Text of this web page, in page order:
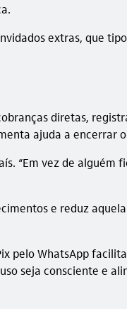
extras, que
diretas,
ajuda a encerrar
“Em vez de alguém
e reduz
pelo WhatsApp
seja consciente e